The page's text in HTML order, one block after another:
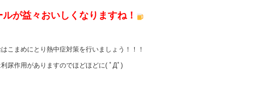
ルが益々おいしくなりますね！
こまめにとり熱中症対策を行いましょう！！！
尿作用がありますのでほどほどに( ﾟДﾟ)